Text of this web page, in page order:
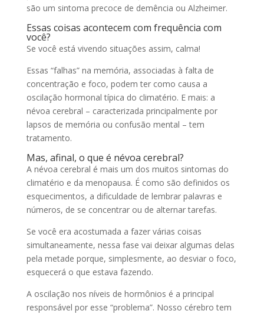
são um sintoma precoce de demência ou Alzheimer.
Essas coisas acontecem com frequência com
você?
Se você está vivendo situações assim, calma!
Essas “falhas” na memória, associadas à falta de
concentração e foco, podem ter como causa a
oscilação hormonal típica do climatério. E mais: a
névoa cerebral – caracterizada principalmente por
lapsos de memória ou confusão mental – tem
tratamento.
Mas, afinal, o que é névoa cerebral?
A névoa cerebral é mais um dos muitos sintomas do
climatério e da menopausa. É como são definidos os
esquecimentos, a dificuldade de lembrar palavras e
números, de se concentrar ou de alternar tarefas.
Se você era acostumada a fazer várias coisas
simultaneamente, nessa fase vai deixar algumas delas
pela metade porque, simplesmente, ao desviar o foco,
esquecerá o que estava fazendo.
A oscilação nos níveis de hormônios é a principal
responsável por esse “problema”. Nosso cérebro tem